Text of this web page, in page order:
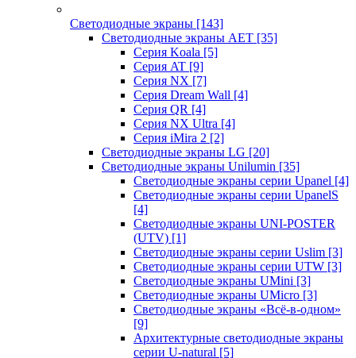
Светодиодные экраны [143]
Светодиодные экраны AET [35]
Cерия Koala [5]
Серия AT [9]
Серия NX [7]
Серия Dream Wall [4]
Серия QR [4]
Серия NX Ultra [4]
Серия iMira 2 [2]
Светодиодные экраны LG [20]
Светодиодные экраны Unilumin [35]
Светодиодные экраны серии Upanel [4]
Светодиодные экраны серии UpanelS
[4]
Светодиодные экраны UNI-POSTER
(UTV) [1]
Светодиодные экраны серии Uslim [3]
Светодиодные экраны серии UTW [3]
Светодиодные экраны UMini [3]
Светодиодные экраны UMicro [3]
Светодиодные экраны «Всё-в-одном»
[9]
Архитектурные светодиодные экраны
серии U-natural [5]